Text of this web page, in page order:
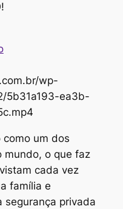
wp-
5b31a193-ea3b-
como um dos
mundo, o que faz
cada vez
família e
segurança privada